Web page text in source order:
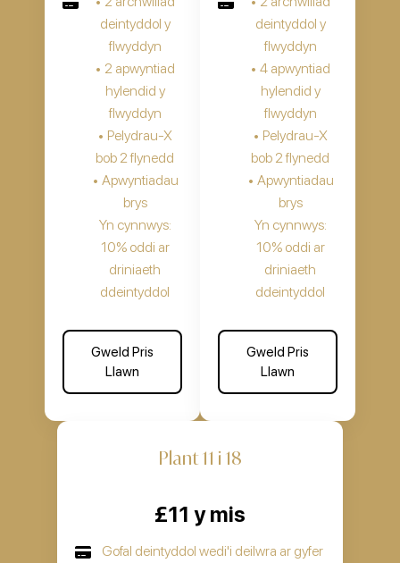
deintyddol y
flwyddyn
• 2 apwyntiad
hylendid y
flwyddyn
• Pelydrau-X
bob 2 flynedd
• Apwyntiadau
brys
Yn cynnwys:
10% oddi ar
driniaeth
ddeintyddol
Gweld Pris
Llawn
deintyddol y
flwyddyn
• 4 apwyntiad
hylendid y
flwyddyn
• Pelydrau-X
bob 2 flynedd
• Apwyntiadau
brys
Yn cynnwys:
10% oddi ar
driniaeth
ddeintyddol
Gweld Pris
Llawn
Plant 11 i 18
£11 y mis
Gofal deintyddol wedi'i deilwra ar gyfer